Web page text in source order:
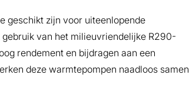
geschikt zijn voor uiteenlopende
van het milieuvriendelijke R290-
rendement en bijdragen aan een
deze warmtepompen naadloos samen